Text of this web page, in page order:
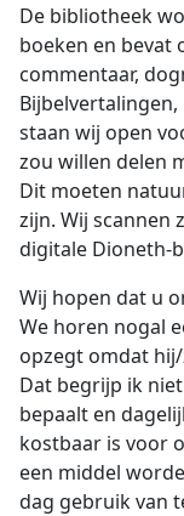
De bibliotheek
boeken en bevat
commentaar,
staan wij open
zou willen delen
Dit moeten
zijn. Wij scannen
digitale Dioneth-
Wij hopen dat u
We horen nogal
opzegt omdat
Dat begrijp ik
bepaalt en
kostbaar is voor
een middel
dag gebruik van